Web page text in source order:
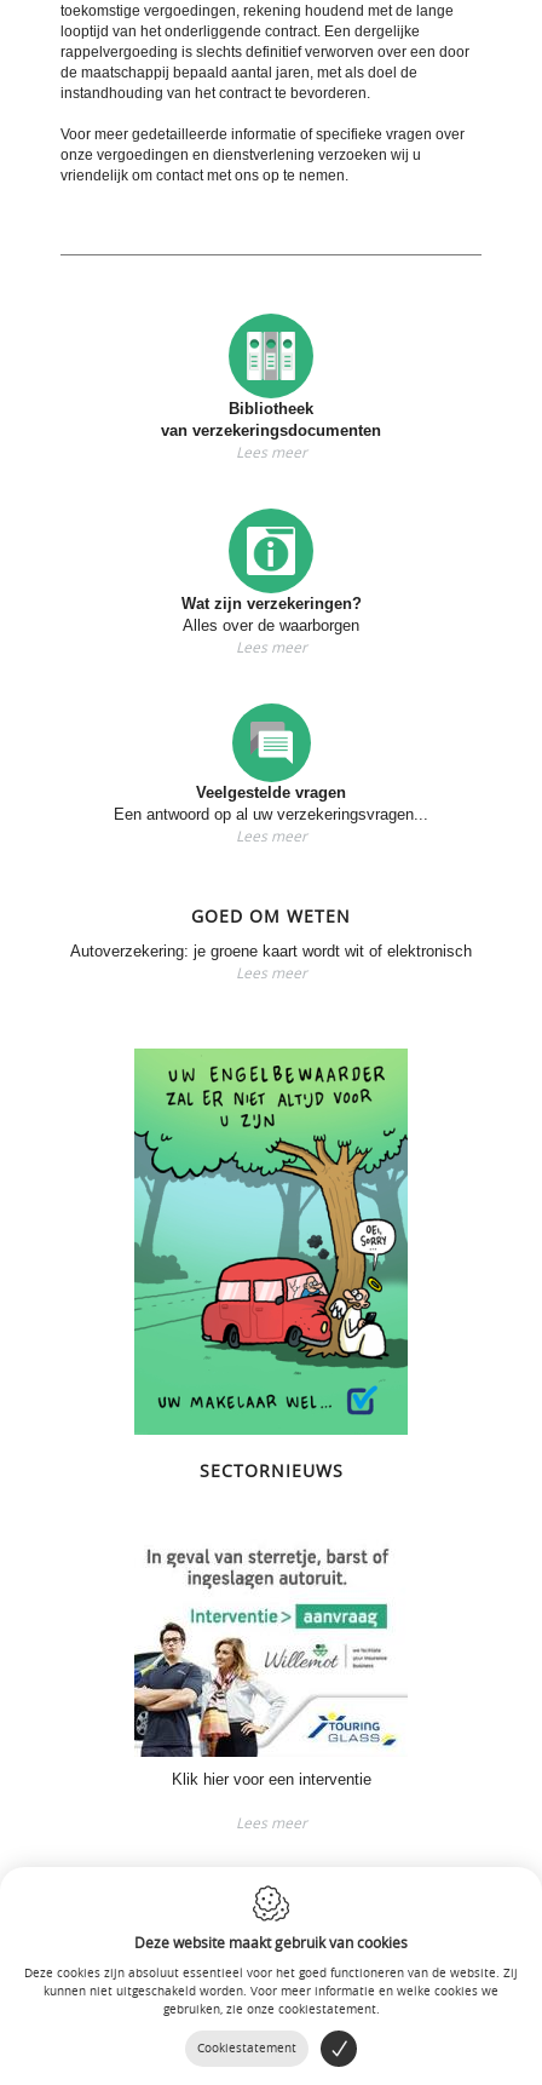
toekomstige vergoedingen, rekening houdend met de lange
looptijd van het onderliggende contract. Een dergelijke
rappelvergoeding is slechts definitief verworven over een door
de maatschappij bepaald aantal jaren, met als doel de
instandhouding van het contract te bevorderen.
Voor meer gedetailleerde informatie of specifieke vragen over
onze vergoedingen en dienstverlening verzoeken wij u
vriendelijk om contact met ons op te nemen.
Bibliotheek
van verzekeringsdocumenten
Lees meer
Wat zijn verzekeringen?
Alles over de waarborgen
Lees meer
Veelgestelde vragen
Een antwoord op al uw verzekeringsvragen...
Lees meer
GOED OM WETEN
Autoverzekering: je groene kaart wordt wit of elektronisch
Lees meer
SECTORNIEUWS
Klik hier voor een interventie
Lees meer
Deze website maakt gebruik van cookies
Deze cookies zijn absoluut essentieel voor het goed functioneren van de website. Zij
kunnen niet uitgeschakeld worden. Voor meer informatie en welke cookies we
gebruiken, zie onze cookiestatement.
Cookiestatement